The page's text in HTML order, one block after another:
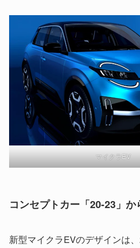
マイクラEV
コンセプトカー「20-23」か
新型マイクラEVのデザインは